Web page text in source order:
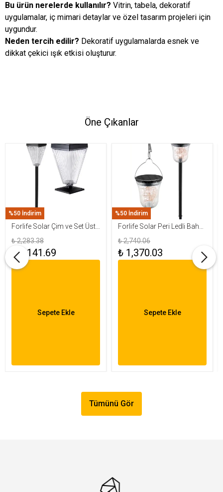
Bu ürün nerelerde kullanılır? Vitrin, tabela, dekoratif
uygulamalar, iç mimari detaylar ve özel tasarım projeleri için
uygundur.
Neden tercih edilir? Dekoratif uygulamalarda esnek ve
dikkat çekici ışık etkisi oluşturur.
Öne Çıkanlar
%50 İndirim
Forlife Solar Çim ve Set Üstü
Armatür 15W FL-3283
₺ 2,283.38
₺ 1,141.69
Sepete Ekle
%50 İndirim
Forlife Solar Peri Ledli Bahçe
Aydınlatma Armatürü FL-
3284
₺ 2,740.06
₺ 1,370.03
Sepete Ekle
Tümünü Gör